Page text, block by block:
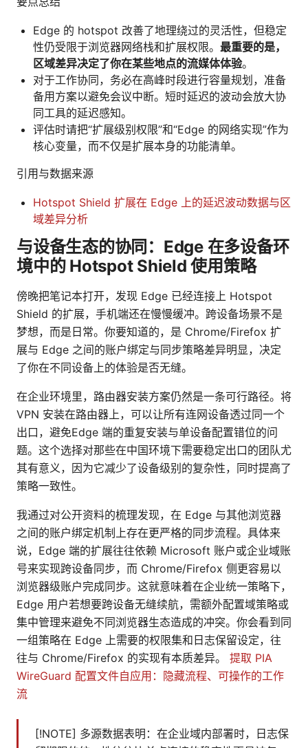
Edge 的 hotspot 改善了地理绕过的灵活性，但稳定
性仍受限于浏览器网络栈和扩展权限。 最重要的是，
区域差异决定了你在某些地点的流媒体体验。
对于工作协同，务必在高峰时段进行容量规划，准备
备用方案以避免会议中断。短时延迟的波动会放大协
同工具的延迟感知。
评估时请把“扩展级别权限”和“Edge 的网络实现”作为
核心变量，而不仅是扩展本身的功能清单。
引用与数据来源
Hotspot Shield 扩展在 Edge 上的延迟波动数据与区
域差异分析
与设备生态的协同：Edge 在多设备环
境中的 Hotspot Shield 使用策略
傍晚把笔记本打开，发现 Edge 已经连接上 Hotspot
Shield 的扩展，手机端还在慢慢缓冲。跨设备场景不是
梦想，而是日常。你要知道的，是 Chrome/Firefox 扩
展与 Edge 之间的账户绑定与同步策略差异明显，决定
了你在不同设备上的体验是否无缝。
在企业环境里，路由器安装方案仍然是一条可行路径。将
VPN 安装在路由器上，可以让所有连网设备透过同一个
出口，避免Edge 端的重复安装与单设备配置错位的问
题。这个选择对那些在中国环境下需要稳定出口的团队尤
其有意义，因为它减少了设备级别的复杂性，同时提高了
策略一致性。
我通过对公开资料的梳理发现，在 Edge 与其他浏览器
之间的账户绑定机制上存在更严格的同步流程。具体来
说，Edge 端的扩展往往依赖 Microsoft 账户或企业域账
号来实现跨设备同步，而 Chrome/Firefox 侧更容易以
浏览器级账户完成同步。这就意味着在企业统一策略下，
Edge 用户若想要跨设备无缝续航，需额外配置域策略或
集中管理来避免不同浏览器生态造成的冲突。你会看到同
一组策略在 Edge 上需要的权限集和日志保留设定，往
往与 Chrome/Firefox 的实现有本质差异。 提取 PIA
WireGuard 配置文件自应用：隐藏流程、可操作的工作
流
[!NOTE] 多源数据表明：在企业域内部署时，日志保